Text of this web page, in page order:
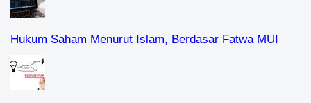
Hukum Saham Menurut Islam, Berdasar Fatwa MUI